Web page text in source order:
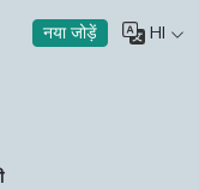
नया जोड़ें HI